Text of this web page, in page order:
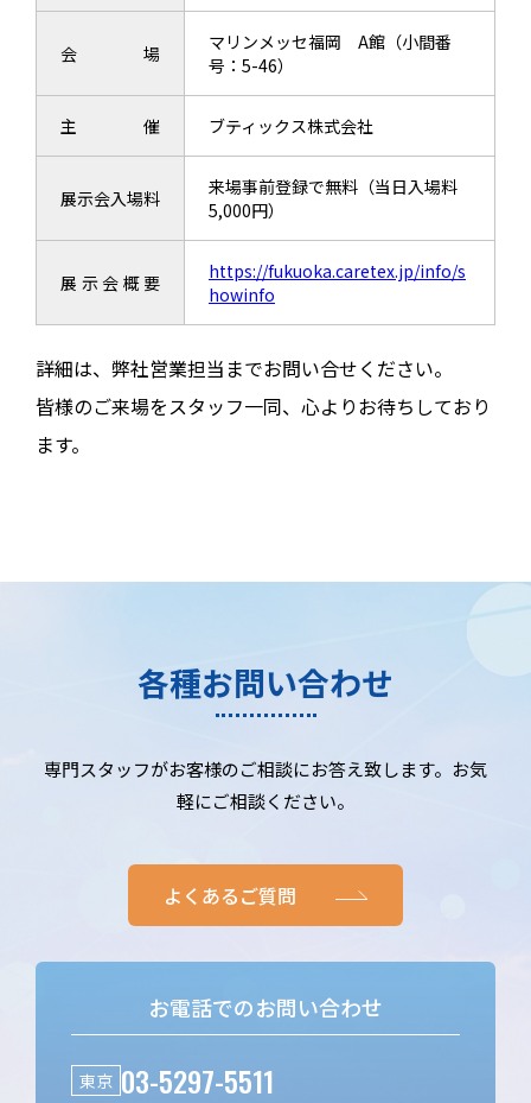
会場
マリンメッセ福岡 A館（小間番
号：5-46）
主催 ブティックス株式会社
展示会入場料
来場事前登録で無料（当日入場料
5,000円）
展示会概要
https://fukuoka.caretex.jp/info/s
howinfo
詳細は、弊社営業担当までお問い合せください。
皆様のご来場をスタッフ一同、心よりお待ちしており
ます。
各種お問い合わせ
専門スタッフがお客様のご相談にお答え致します。お気
軽にご相談ください。
よくあるご質問
お電話でのお問い合わせ
東京 03-5297-5511